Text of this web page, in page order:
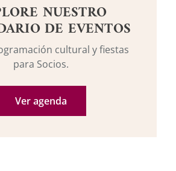
NUESTRO
DE EVENTOS
cultural y fiestas
para Socios.
Ver agenda